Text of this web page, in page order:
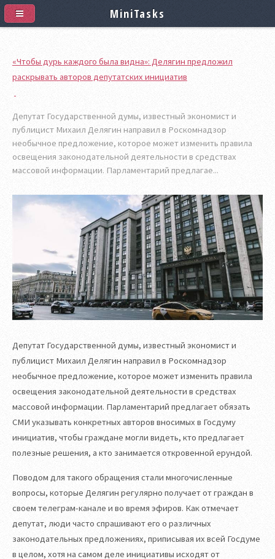
«Чтобы дурь каждого была видна»: Делягин предложил
раскрывать авторов депутатских инициатив
Депутат Государственной думы, известный экономист и
публицист Михаил Делягин направил в Роскомнадзор
необычное предложение, которое может изменить правила
освещения законодательной деятельности в средствах
массовой информации. Парламентарий предлагае...
Депутат Государственной думы, известный экономист и
публицист Михаил Делягин направил в Роскомнадзор
необычное предложение, которое может изменить правила
освещения законодательной деятельности в средствах
массовой информации. Парламентарий предлагает обязать
СМИ указывать конкретных авторов вносимых в Госдуму
инициатив, чтобы граждане могли видеть, кто предлагает
полезные решения, а кто занимается откровенной ерундой.
Поводом для такого обращения стали многочисленные
вопросы, которые Делягин регулярно получает от граждан в
своем телеграм-канале и во время эфиров. Как отмечает
депутат, люди часто спрашивают его о различных
законодательных предложениях, приписывая их всей Госдуме
в целом, хотя на самом деле инициативы исходят от
MiniTasks